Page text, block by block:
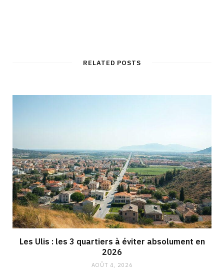
RELATED POSTS
Les Ulis : les 3 quartiers à éviter absolument en
2026
AOÛT 4, 2026